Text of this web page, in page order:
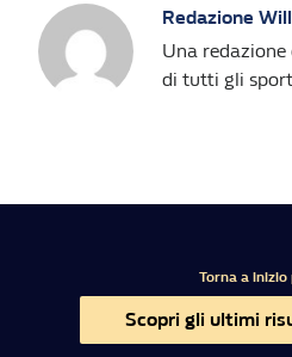
Redazione
Una
di tutti gli
Torna a inizio
Scopri gli ultimi